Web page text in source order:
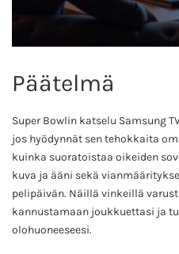
Päätelmä
Super Bowlin katselu Samsung
jos hyödynnät sen tehokkaita
kuinka suoratoistaa oikeiden
kuva ja ääni sekä
pelipäivän. Näillä vinkeillä
kannustamaan joukkuettasi ja
olohuoneeseesi.